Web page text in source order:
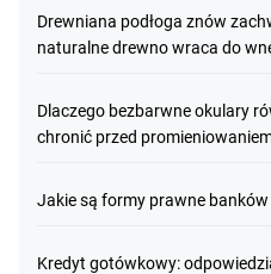
Drewniana podłoga znów
naturalne drewno wraca do
Dlaczego bezbarwne okulary
chronić przed
Jakie są formy prawne banków
Kredyt gotówkowy: